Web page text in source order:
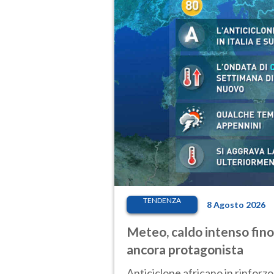
TENDENZA 8 Agosto 2026
Meteo, caldo intenso
ancora protagonista